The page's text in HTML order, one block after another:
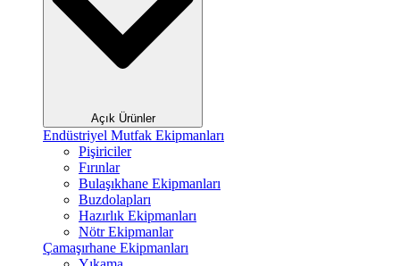
Açık Ürünler
Endüstriyel Mutfak Ekipmanları
Pişiriciler
Fırınlar
Bulaşıkhane Ekipmanları
Buzdolapları
Hazırlık Ekipmanları
Nötr Ekipmanlar
Çamaşırhane Ekipmanları